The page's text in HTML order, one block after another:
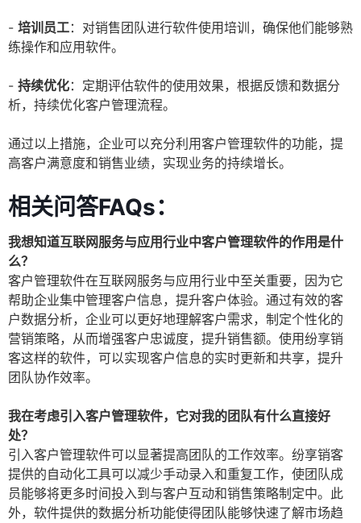
- 培训员工：对销售团队进行软件使用培训，确保他们能够熟
练操作和应用软件。
- 持续优化：定期评估软件的使用效果，根据反馈和数据分
析，持续优化客户管理流程。
通过以上措施，企业可以充分利用客户管理软件的功能，提
高客户满意度和销售业绩，实现业务的持续增长。
相关问答FAQs：
我想知道互联网服务与应用行业中客户管理软件的作用是什
么？
客户管理软件在互联网服务与应用行业中至关重要，因为它
帮助企业集中管理客户信息，提升客户体验。通过有效的客
户数据分析，企业可以更好地理解客户需求，制定个性化的
营销策略，从而增强客户忠诚度，提升销售额。使用纷享销
客这样的软件，可以实现客户信息的实时更新和共享，提升
团队协作效率。
我在考虑引入客户管理软件，它对我的团队有什么直接好
处？
引入客户管理软件可以显著提高团队的工作效率。纷享销客
提供的自动化工具可以减少手动录入和重复工作，使团队成
员能够将更多时间投入到与客户互动和销售策略制定中。此
外，软件提供的数据分析功能使得团队能够快速了解市场趋